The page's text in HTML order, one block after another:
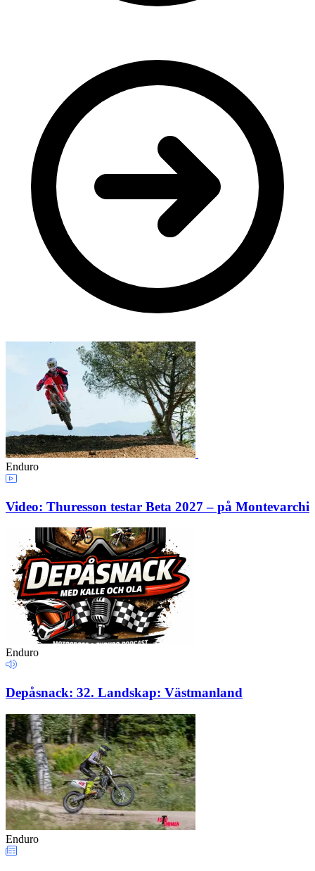
Enduro
Video: Thuresson testar Beta 2027 – på Montevarchi
Enduro
Depåsnack: 32. Landskap: Västmanland
Enduro